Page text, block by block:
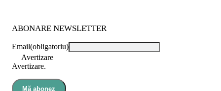
ABONARE NEWSLETTER
Email(obligatoriu)
Avertizare
Avertizare.
Mă abonez